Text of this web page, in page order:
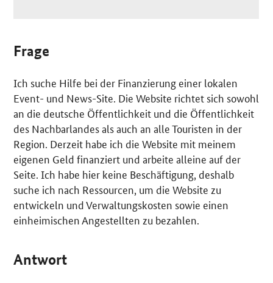
Frage
Ich suche Hilfe bei der Finanzierung einer lokalen
Event- und News-Site. Die Website richtet sich sowohl
an die deutsche Öffentlichkeit und die Öffentlichkeit
des Nachbarlandes als auch an alle Touristen in der
Region. Derzeit habe ich die Website mit meinem
eigenen Geld finanziert und arbeite alleine auf der
Seite. Ich habe hier keine Beschäftigung, deshalb
suche ich nach Ressourcen, um die Website zu
entwickeln und Verwaltungskosten sowie einen
einheimischen Angestellten zu bezahlen.
Antwort